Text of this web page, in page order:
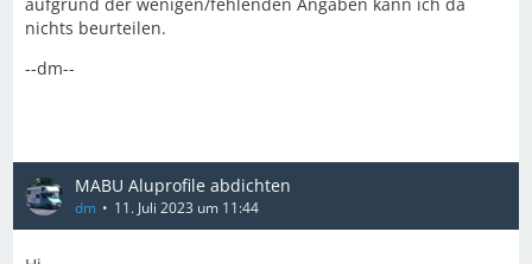
nichts beurteilen.
--dm--
MABU Aluprofile abdichten
dm 11. Juli 2023 um 11:44